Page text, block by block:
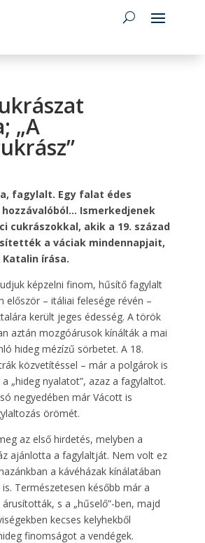
„A
fagylalt. Egy falat édes
Ismerkedjenek
cukrászokkal, akik a 19. század
a váciak mindennapjait,
írása.
képzelni finom, hűsítő fagylalt
először – itáliai felesége révén –
került jeges édesség. A török
aztán mozgóárusok kínálták a mai
hideg mézízű sörbetet. A 18.
közvetítéssel – már a polgárok is
„hideg nyalatot”, azaz a fagylaltot.
negyedében már Vácott is
örömét.
az első hirdetés, melyben a
ajánlotta a fagylaltját. Nem volt ez
a kávéházak kínálatában
Természetesen később már a
s a „hűselő”-ben, majd
kecses kelyhekből
finomságot a vendégek.